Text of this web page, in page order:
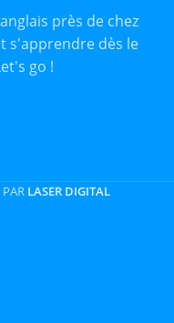
près de chez
s'apprendre dès le
go !
LASER DIGITAL